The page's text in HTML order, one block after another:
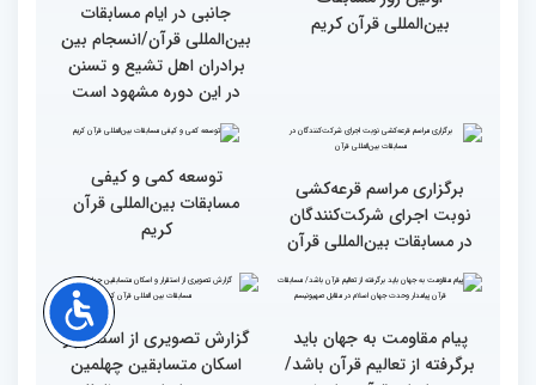
اجرای دوهزار برنامه اصلی و
جانبی در ایام مسابقات
بین‌المللی قرآن/انسجام بین
در این دوره مشهود است
برگزاری مراسم قرعه‌‌کشی
نوبت اجرای شرکت‌کنندگان
در مسابقات بین‌المللی قرآن
مسابقات بین‌المللی قرآن